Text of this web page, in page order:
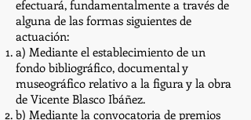
efectuará, fundamentalmente a través de
alguna de las formas siguientes de
actuación:
a) Mediante el establecimiento de un
fondo bibliográfico, documental y
museográfico relativo a la figura y la obra
de Vicente Blasco Ibáñez.
b) Mediante la convocatoria de premios